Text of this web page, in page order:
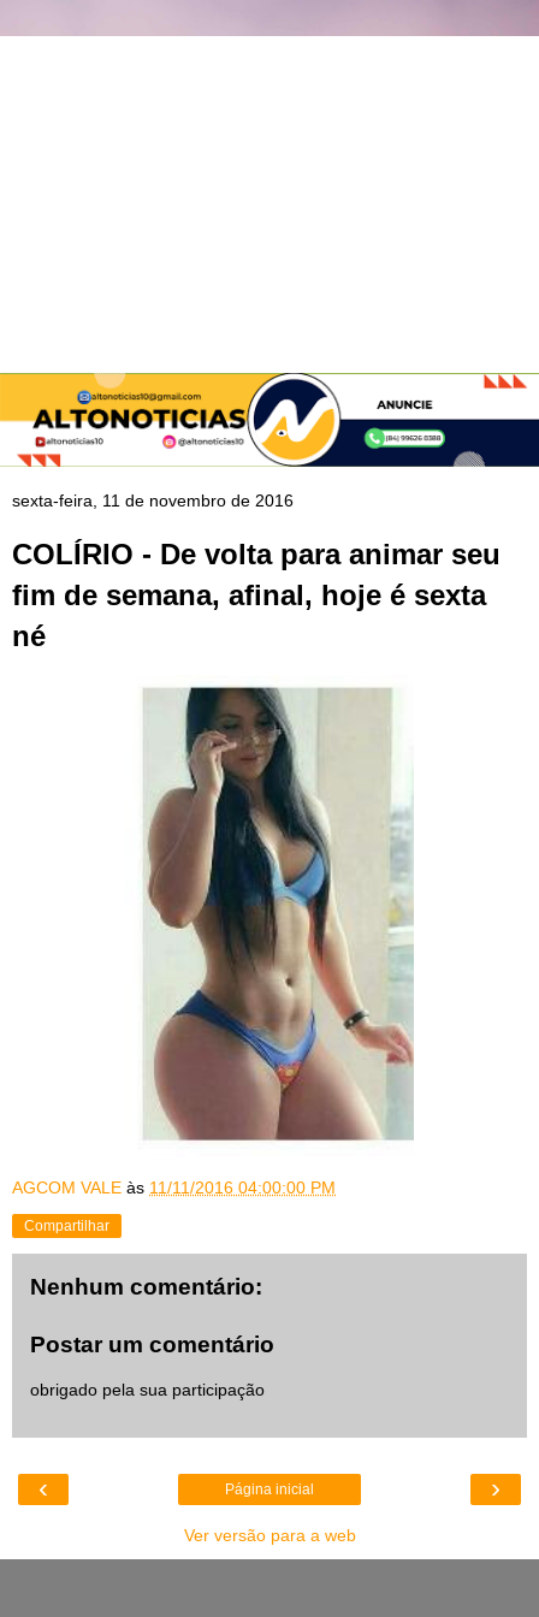
sexta-feira, 11 de novembro de 2016
COLÍRIO - De volta para animar seu
fim de semana, afinal, hoje é sexta
né
AGCOM VALE às 11/11/2016 04:00:00 PM
Compartilhar
Nenhum comentário:
Postar um comentário
obrigado pela sua participação
‹ ›
Página inicial
Ver versão para a web